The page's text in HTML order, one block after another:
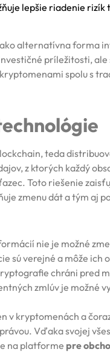
lepšie riadenie rizík
alternatívna forma
príležitosti,
spolu s
teda
z ktorých každý
Toto riešenie
zmenu dát a tým aj
nie je možné
sú verejné a môže
chráni pred
zmlúv je možné
v kryptomenách a
Vďaka svojej
na platforme pre